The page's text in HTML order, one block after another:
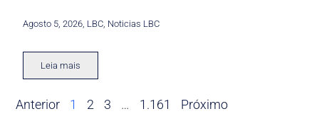
Agosto 5, 2026 LBC Noticias LBC
Leia mais
Anterior 1 2 3 … 1.161 Próximo